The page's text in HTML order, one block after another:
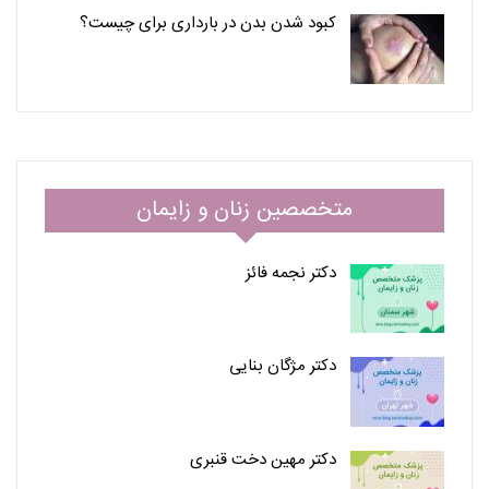
کبود شدن بدن در بارداری برای چیست؟
متخصصین زنان و زایمان
دکتر نجمه فائز
دکتر مژگان بنایی
دکتر مهین دخت قنبری